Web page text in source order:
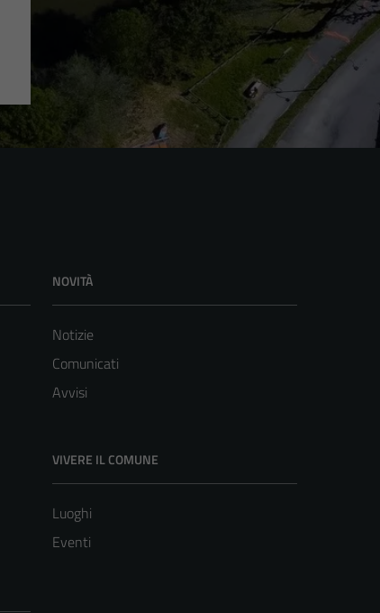
NOVITÀ
Notizie
Comunicati
Avvisi
VIVERE IL COMUNE
Luoghi
Eventi